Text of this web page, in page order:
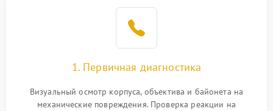
1. Первичная диагностика
Визуальный осмотр корпуса, объектива и байонета на
механические повреждения. Проверка реакции на